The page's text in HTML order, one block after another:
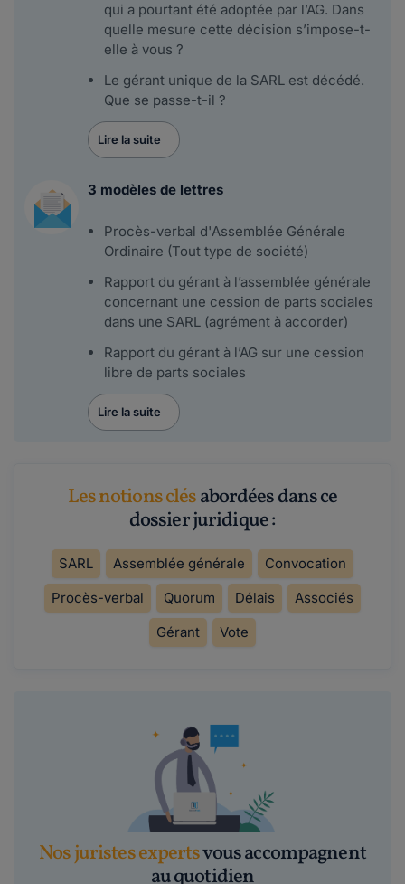
qui a pourtant été adoptée par l’AG. Dans
quelle mesure cette décision s’impose-t-
elle à vous ?
Le gérant unique de la SARL est décédé.
Que se passe-t-il ?
Lire la suite
3 modèles de lettres
Procès-verbal d'Assemblée Générale
Ordinaire (Tout type de société)
Rapport du gérant à l’assemblée générale
concernant une cession de parts sociales
dans une SARL (agrément à accorder)
Rapport du gérant à l’AG sur une cession
libre de parts sociales
Lire la suite
Les notions clésabordées dans ce
dossier juridique :
SARL Assemblée générale
Convocation
Procès-verbal
Quorum Délais
Associés
Gérant
Vote
Nos juristes expertsvous accompagnent
au quotidien